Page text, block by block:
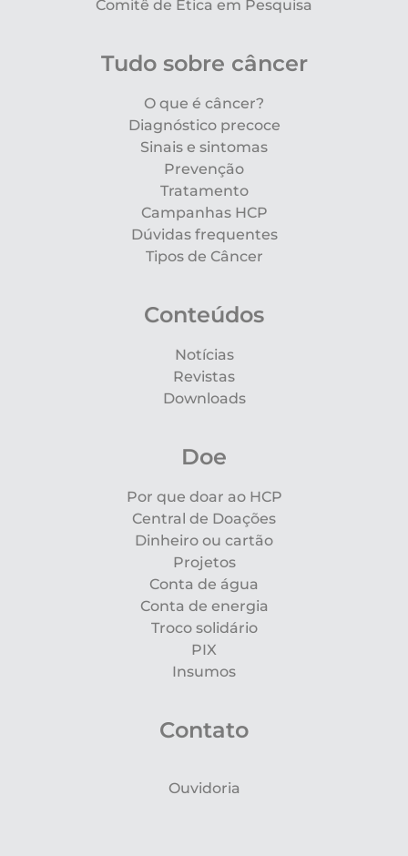
Comitê de Ética em Pesquisa
Tudo sobre câncer
O que é câncer?
Diagnóstico precoce
Sinais e sintomas
Prevenção
Tratamento
Campanhas HCP
Dúvidas frequentes
Tipos de Câncer
Conteúdos
Notícias
Revistas
Downloads
Doe
Por que doar ao HCP
Central de Doações
Dinheiro ou cartão
Projetos
Conta de água
Conta de energia
Troco solidário
PIX
Insumos
Contato
Ouvidoria